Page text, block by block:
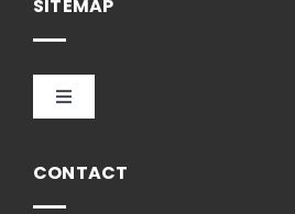
SITEMAP
Toggle
CONTACT